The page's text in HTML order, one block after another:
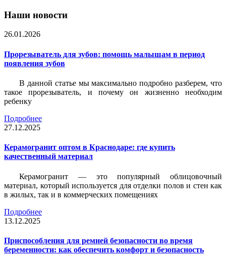
Наши новости
26.01.2026
Прорезыватель для зубов: помощь малышам в период
появления зубов
В данной статье мы максимально подробно разберем, что
такое прорезыватель, и почему он жизненно необходим
ребенку
Подробнее
27.12.2025
Керамогранит оптом в Краснодаре: где купить
качественный материал
Керамогранит — это популярный облицовочный
материал, который используется для отделки полов и стен как
в жилых, так и в коммерческих помещениях
Подробнее
13.12.2025
Приспособления для ремней безопасности во время
беременности: как обеспечить комфорт и безопасность